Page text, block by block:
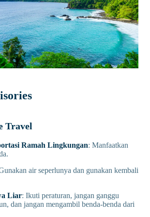
Travel
Ramah Lingkungan: Manfaatkan
air seperlunya dan gunakan kembali
Liar: Ikuti peraturan, jangan ganggu
dan jangan mengambil benda-benda dari